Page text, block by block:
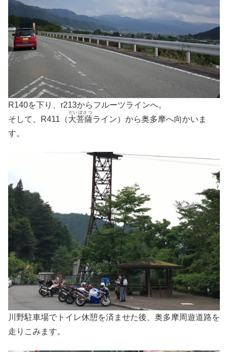
R140を下り、r213からフルーツラインへ。
そして、R411（大菩薩
だいぼさつ
ライン）から奥多摩へ向かいま
す。
川野駐車場でトイレ休憩を済ませた後、奥多摩周遊道路を
走りこみます。